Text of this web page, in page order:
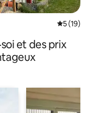
Note
5 (19)
et des prix